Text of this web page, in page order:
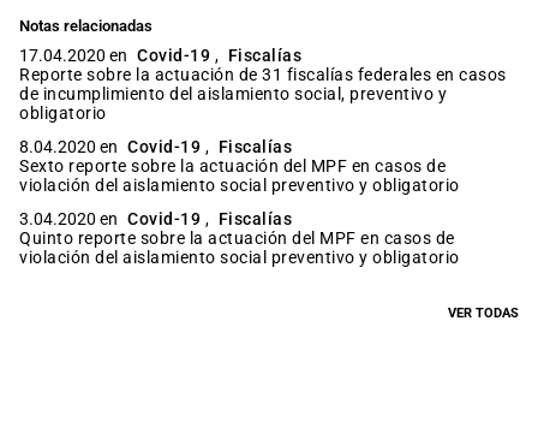
Notas relacionadas
17.04.2020 en Covid-19 , Fiscalías
Reporte sobre la actuación de 31 fiscalías federales en casos
de incumplimiento del aislamiento social, preventivo y
obligatorio
8.04.2020 en Covid-19 , Fiscalías
Sexto reporte sobre la actuación del MPF en casos de
violación del aislamiento social preventivo y obligatorio
3.04.2020 en Covid-19 , Fiscalías
Quinto reporte sobre la actuación del MPF en casos de
violación del aislamiento social preventivo y obligatorio
VER TODAS